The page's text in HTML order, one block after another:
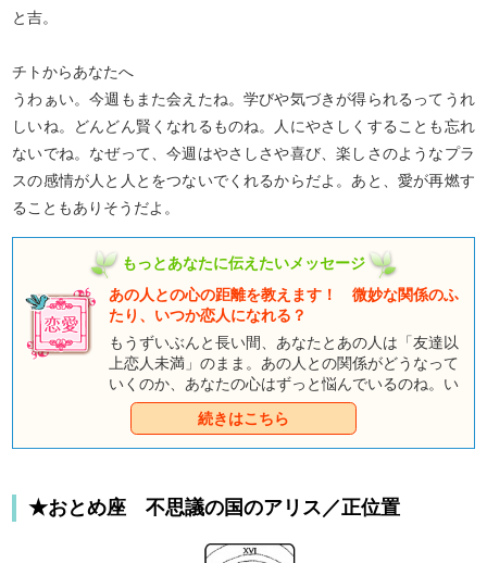
と吉。
チトからあなたへ
うわぁい。今週もまた会えたね。学びや気づきが得られるってうれ
しいね。どんどん賢くなれるものね。人にやさしくすることも忘れ
ないでね。なぜって、今週はやさしさや喜び、楽しさのようなプラ
スの感情が人と人とをつないでくれるからだよ。あと、愛が再燃す
ることもありそうだよ。
もっとあなたに伝えたいメッセージ
あの人との心の距離を教えます！ 微妙な関係のふ
たり、いつか恋人になれる？
もうずいぶんと長い間、あなたとあの人は「友達以
上恋人未満」のまま。あの人との関係がどうなって
いくのか、あなたの心はずっと悩んでいるのね。い
つになったら二人の距離は縮まっていくの？ いつ
か二人は恋人同士になれるの？ それとも、二人は
このままずっと微妙な関係のままなの？ ひとつの
でいても、なかなか二人の状況は変化しないでしょ
トに聞いてみませんか？ 二人が本当に恋人同士に
続きはこちら
★おとめ座 不思議の国のアリス／正位置